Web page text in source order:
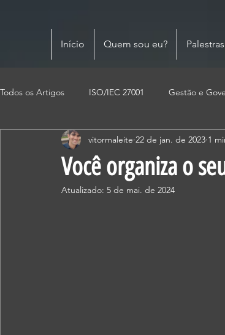
Início Quem sou eu? Palestras
Todos os Artigos ISO/IEC 27001 Gestão e
Você organiza o
vitormaleite 22 de jan. de 2023 1
Atualizado: 5 de mai. de 2024